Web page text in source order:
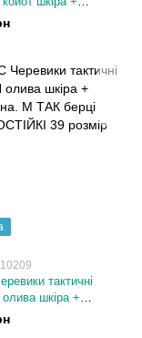
М ТАК берці
39-47 розміри
тактичні
шкіра +
М ТАК берці
39 розмір